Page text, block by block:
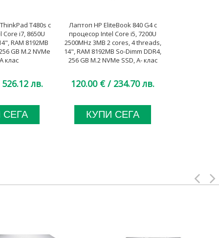
T480s с
i7, 8650U
RAM 8192MB
GB M.2 NVMe
клас
лв.
СЕГА
Лаптоп HP EliteBook 840 G4 с
процесор Intel Core i5, 7200U
2500MHz 3MB 2 cores, 4 threads,
14", RAM 8192MB So-Dimm DDR4,
256 GB M.2 NVMe SSD, A- клас
120.00 € / 234.70 лв.
КУПИ СЕГА